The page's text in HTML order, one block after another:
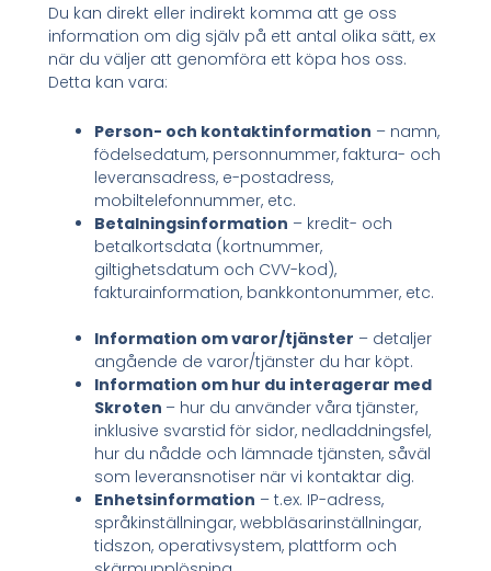
Du kan direkt eller indirekt komma att ge oss
information om dig själv på ett antal olika sätt, ex
när du väljer att genomföra ett köpa hos oss.
Detta kan vara:
Person- och kontaktinformation – namn,
födelsedatum, personnummer, faktura- och
leveransadress, e-postadress,
mobiltelefonnummer, etc.
Betalningsinformation – kredit- och
betalkortsdata (kortnummer,
giltighetsdatum och CVV-kod),
fakturainformation, bankkontonummer, etc.
Information om varor/tjänster – detaljer
angående de varor/tjänster du har köpt.
Information om hur du interagerar med
Skroten – hur du använder våra tjänster,
inklusive svarstid för sidor, nedladdningsfel,
hur du nådde och lämnade tjänsten, såväl
som leveransnotiser när vi kontaktar dig.
Enhetsinformation – t.ex. IP-adress,
språkinställningar, webbläsarinställningar,
tidszon, operativsystem, plattform och